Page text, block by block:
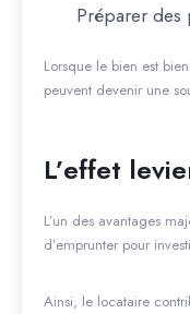
Préparer des
Lorsque le bien est
peuvent devenir une
L’effet
L’un des avantages
d’emprunter pour
Ainsi, le locataire